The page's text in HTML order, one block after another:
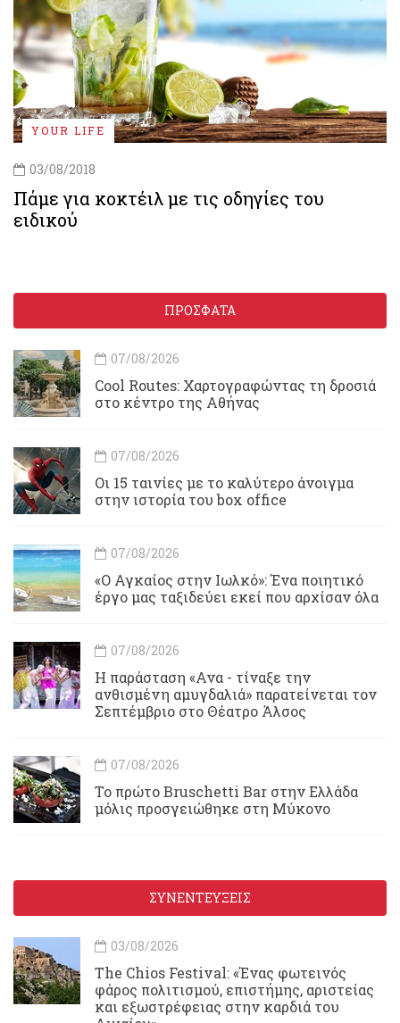
YOUR LIFE
03/08/2018
Πάμε για κοκτέιλ με τις οδηγίες του
ειδικού
ΠΡΟΣΦΑΤΑ
07/08/2026
Cool Routes: Χαρτογραφώντας τη δροσιά
στο κέντρο της Αθήνας
07/08/2026
Οι 15 ταινίες με το καλύτερο άνοιγμα
στην ιστορία του box office
07/08/2026
«Ο Αγκαίος στην Ιωλκό»: Ένα ποιητικό
έργο μας ταξιδεύει εκεί που αρχίσαν όλα
07/08/2026
Η παράσταση «Ανα - τίναξε την
ανθισμένη αμυγδαλιά» παρατείνεται τον
Σεπτέμβριο στο Θέατρο Άλσος
07/08/2026
Το πρώτο Bruschetti Bar στην Ελλάδα
μόλις προσγειώθηκε στη Μύκονο
ΣΥΝΕΝΤΕΥΞΕΙΣ
03/08/2026
Τhe Chios Festival: «Ένας φωτεινός
φάρος πολιτισμού, επιστήμης, αριστείας
και εξωστρέφειας στην καρδιά του